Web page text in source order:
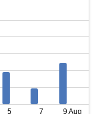
5 7 9 Aug